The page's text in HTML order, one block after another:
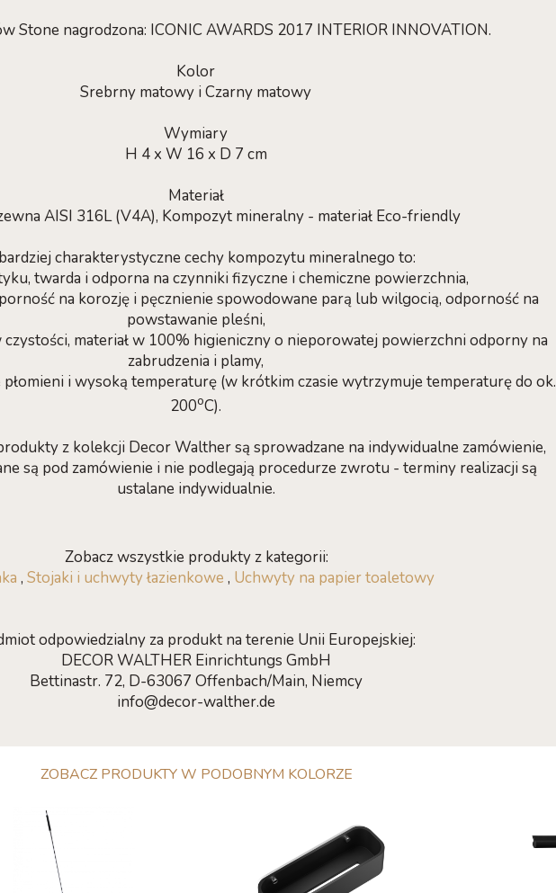
Stone nagrodzona: ICONIC AWARDS 2017 INTERIOR INNOVATION.
Kolor
Srebrny matowy i Czarny matowy
Wymiary
H 4 x W 16 x D 7 cm
Materiał
AISI 316L (V4A), Kompozyt mineralny - materiał Eco-friendly
charakterystyczne cechy kompozytu mineralnego to:
twarda i odporna na czynniki fizyczne i chemiczne powierzchnia,
na korozję i pęcznienie spowodowane parą lub wilgocią, odporność na
powstawanie pleśni,
czystości, materiał w 100% higieniczny o nieporowatej powierzchni odporny na
zabrudzenia i plamy,
płomieni i wysoką temperaturę (w krótkim czasie wytrzymuje temperaturę do ok.
200oC).
z kolekcji Decor Walther są sprowadzane na indywidualne zamówienie,
są pod zamówienie i nie podlegają procedurze zwrotu - terminy realizacji są
ustalane indywidualnie.
Zobacz wszystkie produkty z kategorii:
, Stojaki i uchwyty łazienkowe , Uchwyty na papier toaletowy
odpowiedzialny za produkt na terenie Unii Europejskiej:
DECOR WALTHER Einrichtungs GmbH
Bettinastr. 72, D-63067 Offenbach/Main, Niemcy
info@decor-walther.de
ZOBACZ PRODUKTY W PODOBNYM KOLORZE